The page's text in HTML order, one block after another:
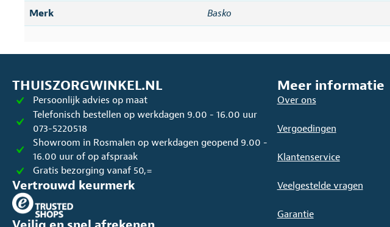
Merk Basko
THUISZORGWINKEL.NL
Persoonlijk advies op maat
Telefonisch bestellen op werkdagen 9.00 - 16.00 uur
073-5220518
Showroom in Rosmalen op werkdagen geopend 9.00 -
16.00 uur of op afspraak
Gratis bezorging vanaf 50,=
Vertrouwd keurmerk
Meer informatie
Over ons
Vergoedingen
Klantenservice
Veelgestelde vragen
Garantie